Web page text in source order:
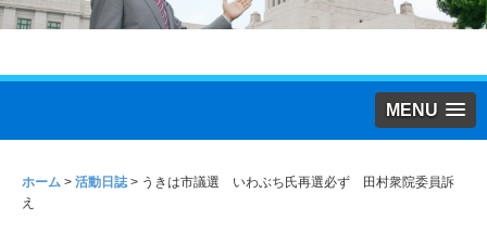
MENU
ホーム > 活動日誌> うきは市議選 いわぶち氏再選必ず 田村衆院委員訴
え